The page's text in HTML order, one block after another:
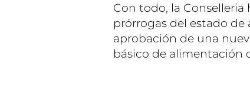
Con todo, la
prórrogas del estado de
aprobación de una
básico de alimentación